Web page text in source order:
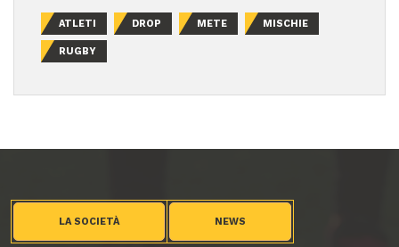
ATLETI DROP METE MISCHIE
RUGBY
LA SOCIETÀ NEWS